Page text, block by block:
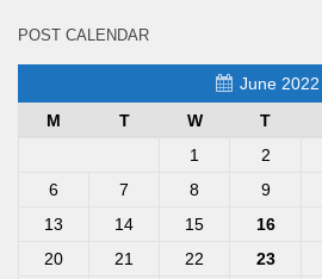
POST CALENDAR
June 2022
M
T W T
1
2
6
7 8 9
13
14 15 16
20
21 22 23